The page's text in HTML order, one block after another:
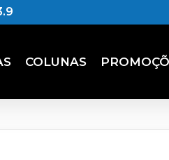
COLUNAS